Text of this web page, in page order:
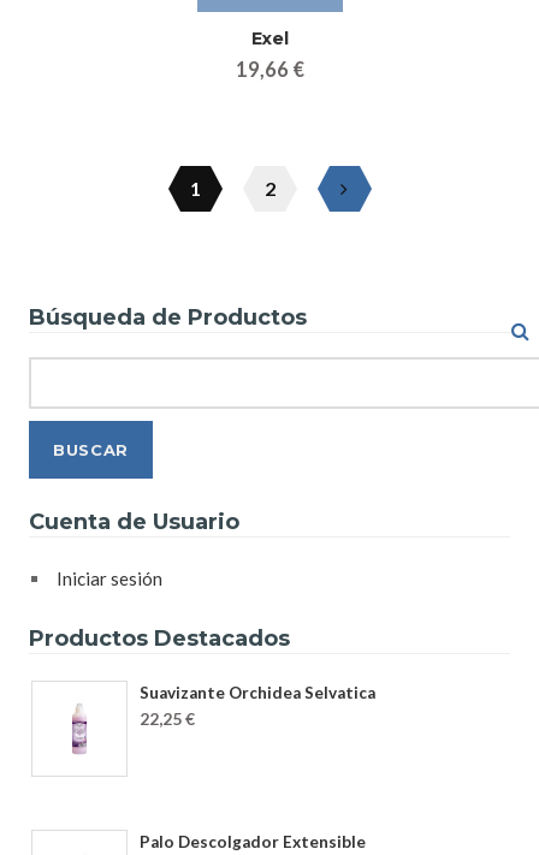
Exel
19,66 €
1 2
Búsqueda de Productos
Cuenta de Usuario
Iniciar sesión
Productos Destacados
Suavizante Orchidea Selvatica
22,25 €
Palo Descolgador Extensible